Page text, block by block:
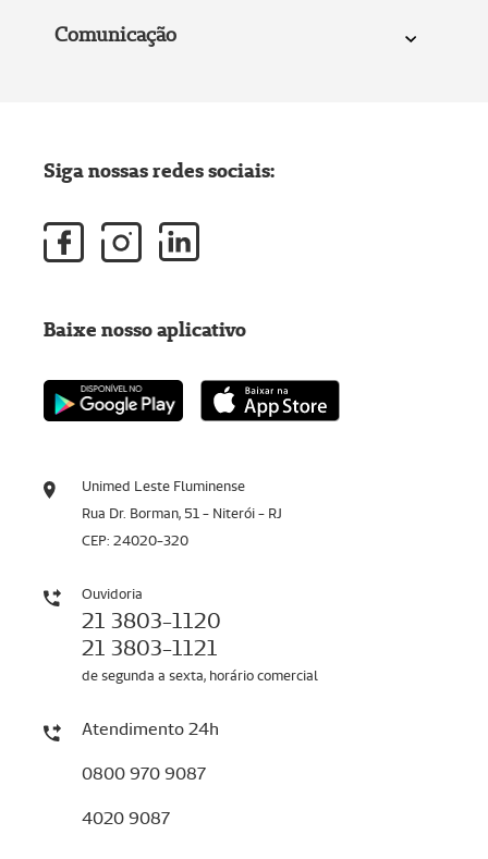
Comunicação
Unimed Leste Fluminense
Rua Dr. Borman, 51 - Niterói - RJ
CEP: 24020-320
Ouvidoria
21 3803-1120
21 3803-1121
de segunda a sexta, horário comercial
Atendimento 24h
0800 970 9087
4020 9087
Siga nossas redes sociais:
Baixe nosso aplicativo